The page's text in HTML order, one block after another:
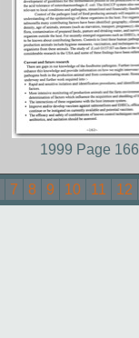
1999 Page 166
7 8 9 10 11 12